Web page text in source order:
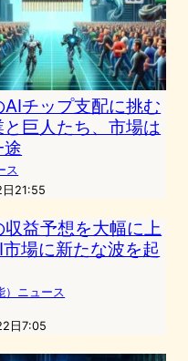
チップ支配に挑む
巨人たち、市場は
ス
21:55
益予想を大幅に上
場に新たな波を起
）ニュース
日7:05